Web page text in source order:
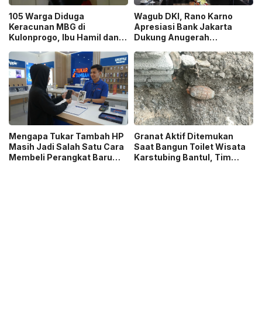
105 Warga Diduga
Keracunan MBG di
Kulonprogo, Ibu Hamil dan
Terdampak
Wagub DKI, Rano Karno
Apresiasi Bank Jakarta
Dukung Anugerah
Dorong Karya Berkualitas
Sambut 5 Abad Jakarta
Mengapa Tukar Tambah HP
Masih Jadi Salah Satu Cara
Membeli Perangkat Baru
Granat Aktif Ditemukan
Saat Bangun Toilet Wisata
Karstubing Bantul, Tim